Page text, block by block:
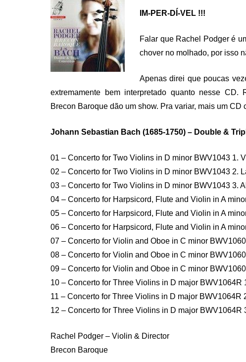
IM-PER-DÍ-VEL !!!
Falar que Rachel Podger é
chover no molhado, por isso
Apenas direi que poucas
extremamente bem interpretado quanto nesse
Brecon Baroque dão um show. Pra variar, mais um
Johann Sebastian Bach (1685-1750) – Double &
01 – Concerto for Two Violins in D minor BWV1043 1.
02 – Concerto for Two Violins in D minor BWV1043 2.
03 – Concerto for Two Violins in D minor BWV1043 3.
04 – Concerto for Harpsicord, Flute and Violin in A
05 – Concerto for Harpsicord, Flute and Violin in A
06 – Concerto for Harpsicord, Flute and Violin in A
07 – Concerto for Violin and Oboe in C minor
08 – Concerto for Violin and Oboe in C minor
09 – Concerto for Violin and Oboe in C minor
10 – Concerto for Three Violins in D major BWV1064R
11 – Concerto for Three Violins in D major BWV1064R
12 – Concerto for Three Violins in D major BWV1064R
Rachel Podger – Violin & Director
Brecon Baroque